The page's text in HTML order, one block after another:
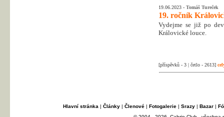
19.06.2023 - Tomáš Tureček
19. ročník
Vydejme se již po
Královické louce.
[příspěvků - 3 | četlo - 2613]
Hlavní stránka | Články| Členové| Fotogalerie| Srazy| Bazar|